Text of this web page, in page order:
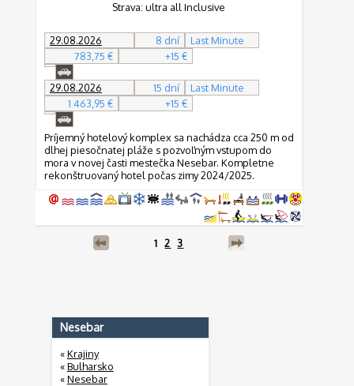
Strava: ultra all Inclusive
29.08.2026 8 dní
Last Minute
783,75 €
+15 €
29.08.2026 15 dní
Last Minute
1 463,95 €
+15 €
Príjemný hotelový komplex sa nachádza cca 250 m od
dlhej piesočnatej pláže s pozvoľným vstupom do
mora v novej časti mestečka Nesebar. Kompletne
rekonštruovaný hotel počas zimy 2024/2025.
1 2 3
Nesebar
«Krajiny
«Bulharsko
«Nesebar